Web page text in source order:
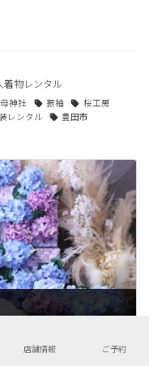
着物レンタル
神社 振袖
桜工房
レンタル 豊田市
店舗情報 ご予約